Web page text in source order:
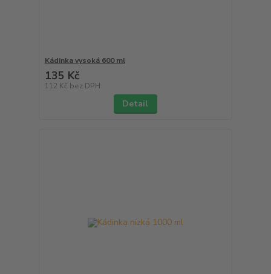
Kádinka vysoká 600 ml
135 Kč
112 Kč bez DPH
Detail